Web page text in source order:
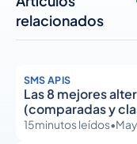
relacionados
SMS APIS
Las 8 mejores
(comparadas y
15minutos leídos•